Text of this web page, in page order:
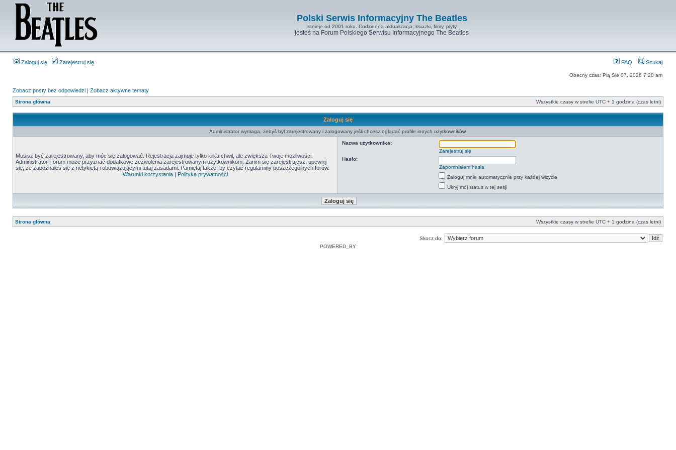
Polski Serwis Informacyjny The Beatles
Istnieje od 2001 roku. Codzienna aktualizacja, ksiazki, filmy, plyty.
jesteś na Forum Polskiego Serwisu Informacyjnego The Beatles
Zaloguj się Zarejestruj się FAQ Szukaj
Obecny czas: Pią Sie 07, 2026 7:20 am
Zobacz posty bez odpowiedzi | Zobacz aktywne tematy
Strona główna Wszystkie czasy w strefie UTC + 1 godzina (czas letni)
Zaloguj się
Administrator wymaga, żebyś był zarejestrowany i zalogowany jeśli chcesz oglądać profile innych użytkowników.
Musisz być zarejestrowany, aby móc się zalogować. Rejestracja zajmuje tylko kilka chwil, ale zwiększa Twoje możliwości.
Administrator Forum może przyznać dodatkowe zezwolenia zarejestrowanym użytkownikom. Zanim się zarejestrujesz, upewnij
się, że zapoznałeś się z netykietą i obowiązującymi tutaj zasadami. Pamiętaj także, by czytać regulaminy poszczególnych forów.
Warunki korzystania | Polityka prywatności
Nazwa użytkownika:
Zarejestruj się
Hasło:
Zapomniałem hasła
Zaloguj mnie automatycznie przy każdej wizycie
Ukryj mój status w tej sesji
Strona główna Wszystkie czasy w strefie UTC + 1 godzina (czas letni)
Skocz do:
POWERED_BY